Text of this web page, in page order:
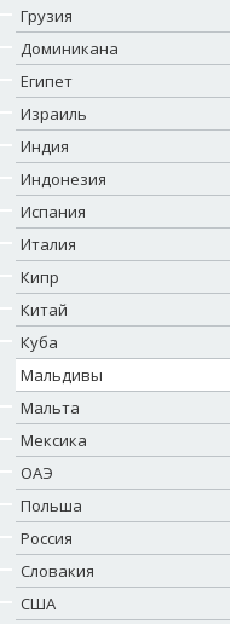
Грузия
Доминикана
Египет
Израиль
Индия
Индонезия
Испания
Италия
Кипр
Китай
Куба
Мальдивы
Мальта
Мексика
ОАЭ
Польша
Россия
Словакия
США